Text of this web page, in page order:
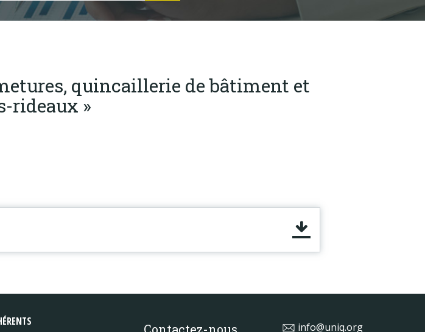
quincaillerie de bâtiment et
rideaux »
info@uniq.org